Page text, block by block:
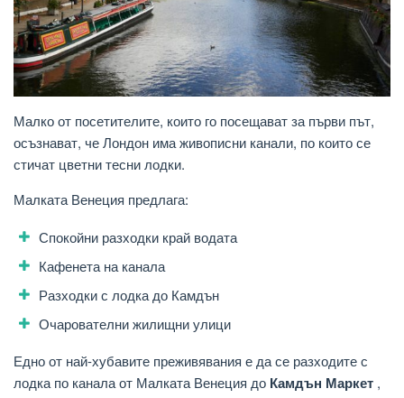
Малко от посетителите, които го посещават за първи път,
осъзнават, че Лондон има живописни канали, по които се
стичат цветни тесни лодки.
Малката Венеция предлага:
Спокойни разходки край водата
Кафенета на канала
Разходки с лодка до Камдън
Очарователни жилищни улици
Едно от най-хубавите преживявания е да се разходите с
лодка по канала от Малката Венеция до Камдън Маркет ,